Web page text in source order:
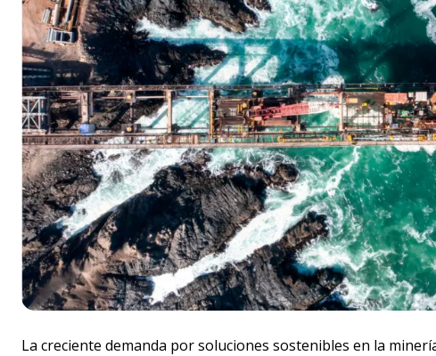
La creciente demanda por soluciones sostenibles en la